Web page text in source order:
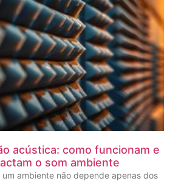
acústica: como funcionam e
o som ambiente
ambiente não depende apenas dos